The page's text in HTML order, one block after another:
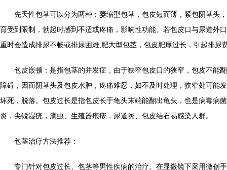
先天性包茎可以分为两种：萎缩型包茎，包皮短而薄，紧包阴茎头
育受到限制，勃起时感到不适或疼痛，影响性功能。若包皮口与尿道外
重时会造成排尿不畅或排尿困难;肥大型包茎，包皮肥厚过长，引起排尿
包皮嵌顿：是指包茎的并发症，由于狭窄包皮口的狭窄，包皮不能
障碍，因而阴茎头及包皮水肿，疼痛难忍，如不及时处理，狭窄处可能
坏死，脱落。包皮过长是指包皮长于龟头末端能翻出龟头，也是病毒病
炎，尖锐湿疣，滴虫、生殖器疱疹，尿道炎、包皮结石易感染人群。
包茎治疗方法推荐：
专门针对包皮过长、包茎等男性疾病的治疗。在显微镜下采用微创